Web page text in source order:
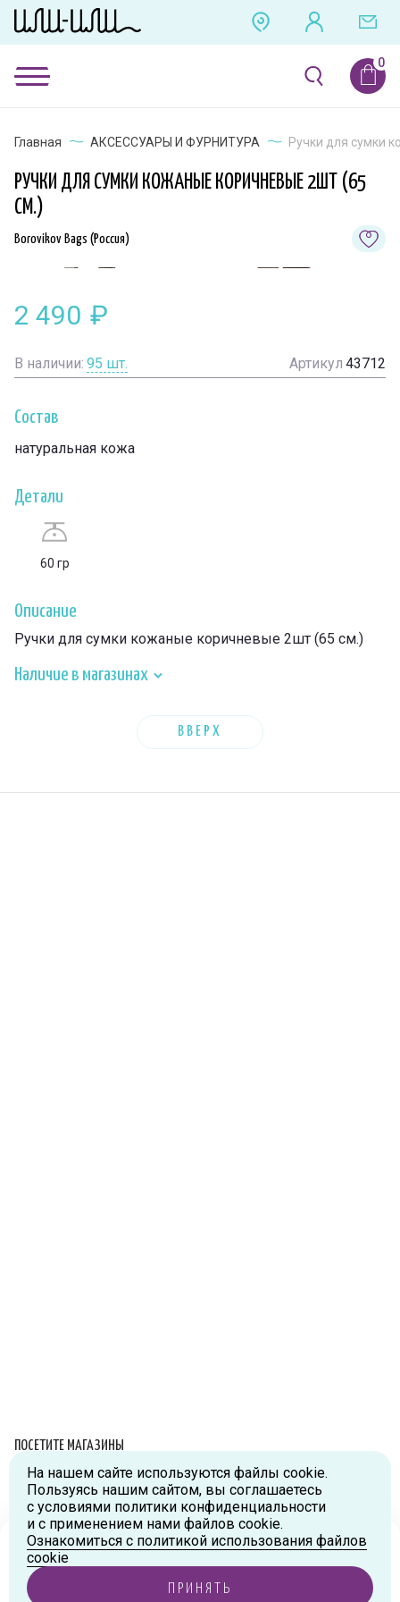
Ваш городМосква?
ИЗМЕНИТЬ ГОРОД
Главная АКСЕССУАРЫ И ФУРНИТУРА Ручки для сумки
РУЧКИ ДЛЯ СУМКИ КОЖАНЫЕ КОРИЧНЕВЫЕ 2ШТ (65
СМ.)
Borovikov Bags (Россия)
2 490 ₽
В наличии: 95 шт. Артикул 43712
Состав
натуральная кожа
Детали
60 гр
Описание
Ручки для сумки кожаные коричневые 2шт (65 см.)
Наличие в магазинах
ВВЕРХ
ПОСЕТИТЕ МАГАЗИНЫ
Схема проезда
г.Москва, ул.Большая Новодмитровская, д.36, стр.2., вход №5
Дизайн-завод «FLACON»
Тел: +7 (916) 215-94-95
г.Москва, ул. Орджоникидзе, д.9, к.1
Тел:
На нашем сайте используются файлы cookie.
Пользуясь нашим сайтом, вы соглашаетесь
с условиями политики конфиденциальности
и с применением нами файлов cookie.
Ознакомиться с политикой использования файлов
cookie
ПРИНЯТЬ